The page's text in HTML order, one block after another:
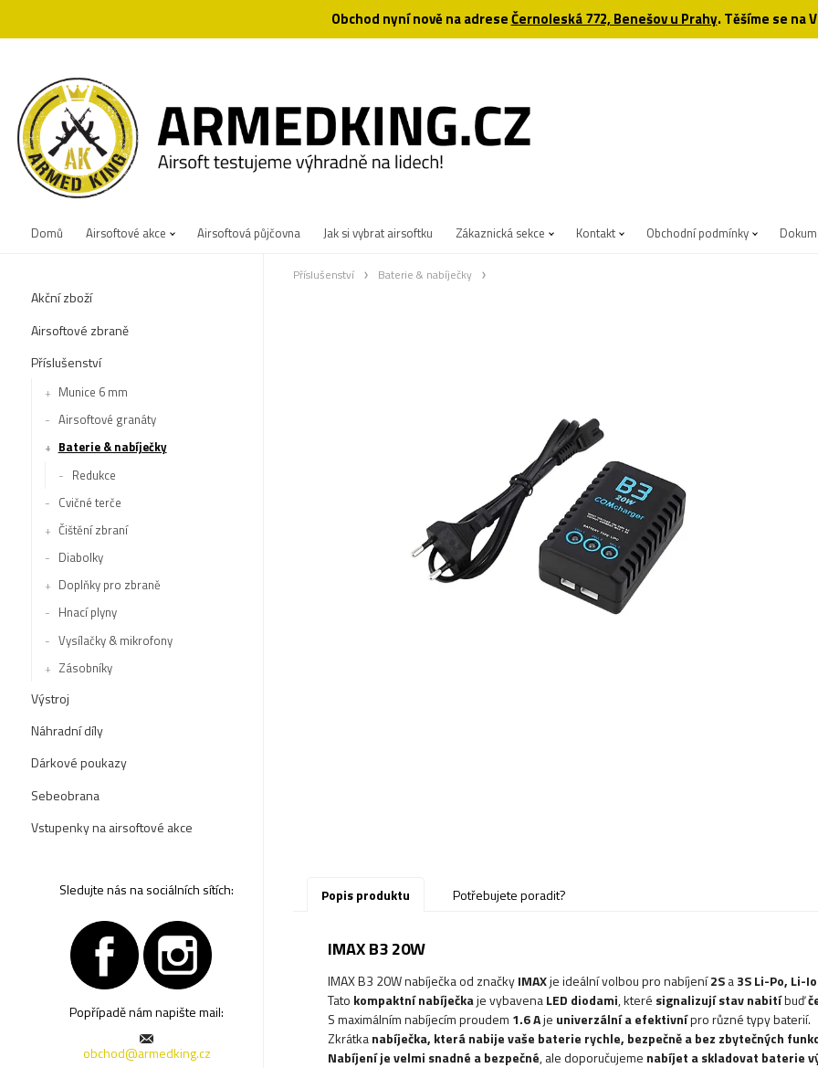
Obchod nyní nově na adreseČernoleská 772, Benešov u Prahy. Těšíme se na
Domů Airsoftové akce Airsoftová půjčovna Jak si vybrat airsoftku Zákaznická sekce Kontakt Obchodní podmínky
Akční zboží
Airsoftové zbraně
Příslušenství
Munice 6 mm
Airsoftové granáty
Baterie & nabíječky
Redukce
Cvičné terče
Čištění zbraní
Diabolky
Doplňky pro zbraně
Hnací plyny
Vysílačky & mikrofony
Zásobníky
Výstroj
Náhradní díly
Dárkové poukazy
Sebeobrana
Vstupenky na airsoftové akce
Sledujte nás na sociálních sítích:
Popřípadě nám napište mail:
obchod@armedking.cz
Příslušenství Baterie & nabíječky
Popis produktu Potřebujete poradit?
IMAX B3 20W
IMAX B3 20W nabíječka od značkyIMAXje ideální volbou pro nabíjení2Sa3SLi-Po, Li-
Tato kompaktní nabíječkaje vybavenaLED diodami, které signalizují stav nabitíbuď
S maximálním nabíjecím proudem 1.6 Aje univerzální a efektivnípro různé typy baterií.
Zkrátkanabíječka, která nabije vaše baterie rychle, bezpečně a bez zbytečných
Nabíjení je velmi snadné a bezpečné, ale doporučujeme nabíjet a skladovat baterie